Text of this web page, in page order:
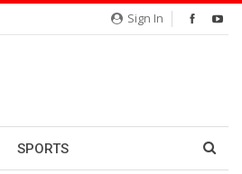
Sign In
SPORTS